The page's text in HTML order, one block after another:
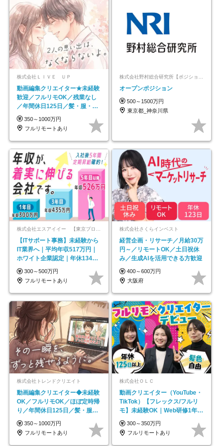
株式会社ＬＩＶＥ ＵＰ
動画編集クリエイター★未経験
歓迎／フルリモOK／残業なし
／年間休日125日／髪・服・ネ
イル自由／研修充実で安心
350～1000万円
フルリモートあり
オープンポジション
500～1500万円
東京都_神奈川県
【ITサポート事務】未経験から
IT業界へ｜平均年収517万円｜
ホワイト企業認定｜年休134日
｜リモートOK
300～500万円
フルリモートあり
株式会社さくらインベスト
経営企画・リサーチ／月給30万
円～／リモートOK／土日祝休
み／生成AIを活用できる方歓迎
400～600万円
大阪府
株式会社トレンドクリエイト
動画編集クリエイター◆未経験
OK／フルリモOK／ほぼ定時帰
り／年間休日125日／髪・服・
ネイル自由／副業OK
350～1000万円
フルリモートあり
株式会社ＯＬＣ
動画クリエイター（YouTube・
TikTok）【フレックス/フルリ
モ】未経験OK｜Web研修1年間
｜副業OK
300～350万円
フルリモートあり